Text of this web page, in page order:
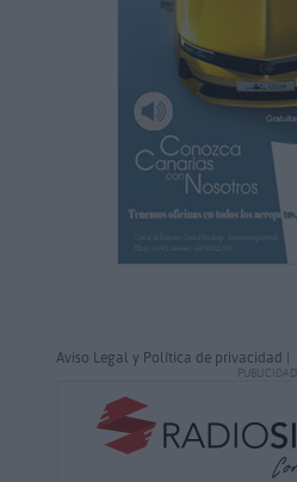
Aviso Legal y Política de privacidad |
PUBLICIDAD